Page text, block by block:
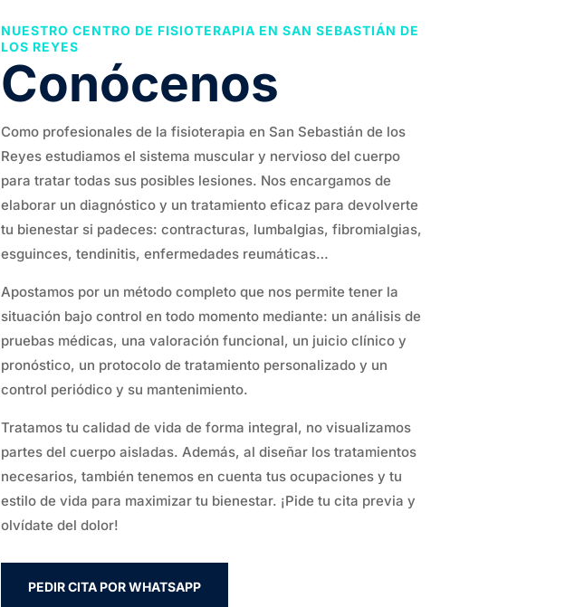
NUESTRO CENTRO DE FISIOTERAPIA EN SAN SEBASTIÁN DE
LOS REYES
Conócenos
Como profesionales de la fisioterapia en San Sebastián de los
Reyes estudiamos el sistema muscular y nervioso del cuerpo
para tratar todas sus posibles lesiones. Nos encargamos de
elaborar un diagnóstico y un tratamiento eficaz para devolverte
tu bienestar si padeces: contracturas, lumbalgias, fibromialgias,
esguinces, tendinitis, enfermedades reumáticas…
Apostamos por un método completo que nos permite tener la
situación bajo control en todo momento mediante: un análisis de
pruebas médicas, una valoración funcional, un juicio clínico y
pronóstico, un protocolo de tratamiento personalizado y un
control periódico y su mantenimiento.
Tratamos tu calidad de vida de forma integral, no visualizamos
partes del cuerpo aisladas. Además, al diseñar los tratamientos
necesarios, también tenemos en cuenta tus ocupaciones y tu
estilo de vida para maximizar tu bienestar. ¡Pide tu cita previa y
olvídate del dolor!
PEDIR CITA POR WHATSAPP